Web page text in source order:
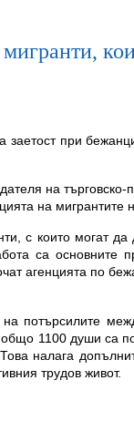
заетост при
на
на мигрантите
с които могат
са основните
агенцията по
на потърсилите
1100 души са
налага
трудов живот.